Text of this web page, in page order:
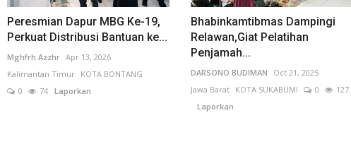
Peresmian Dapur MBG Ke-19,
Perkuat Distribusi Bantuan ke...
Mghfrh Azzhr Apr 13, 2026
Kalimantan Timur
KOTA BONTANG
0
74Laporkan
Bhabinkamtibmas Dampingi
Relawan,Giat Pelatihan
Penjamah...
DARSONO BUDIMAN
Oct 21, 2025
Jawa Barat
KOTA SUKABUMI 0
127
Laporkan
Kota
Jawa Timur
KOTA BATU
Nilai Tukar Rupiah Masih Tertekan,
Pelaku Usaha Diminta...
May 20, 2026
DKI Jakarta
KOTA ADM. JAKARTA PUSAT
0 81 Laporkan
Nilai tukar rupiah terhadap dolar AS masih mengalami
tekanan akibat kondisi ekonomi...